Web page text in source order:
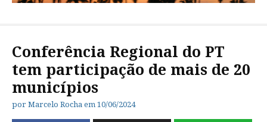
Conferência Regional do PT
tem participação de mais de 20
municípios
por Marcelo Rocha em 10/06/2024